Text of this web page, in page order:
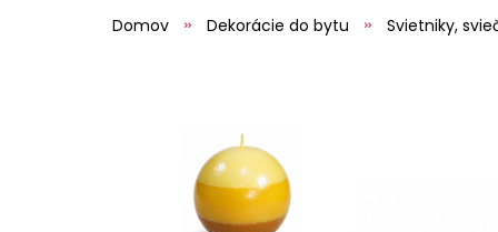
Domov Dekorácie do bytu Svietniky,